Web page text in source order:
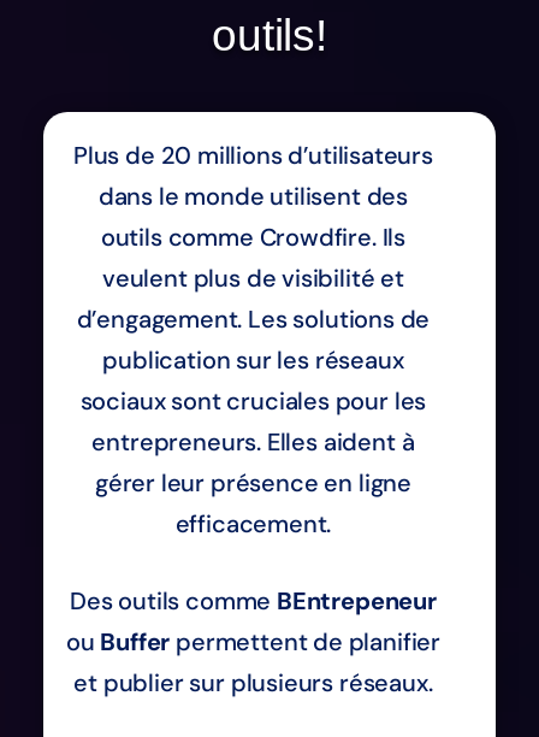
outils!
Plus de 20 millions d’utilisateurs
dans le monde utilisent des
outils comme Crowdfire. Ils
veulent plus de visibilité et
d’engagement. Les solutions de
publication sur les réseaux
sociaux sont cruciales pour les
entrepreneurs. Elles aident à
gérer leur présence en ligne
efficacement.
Des outils comme BEntrepeneur
ou Buffer permettent de planifier
et publier sur plusieurs réseaux.